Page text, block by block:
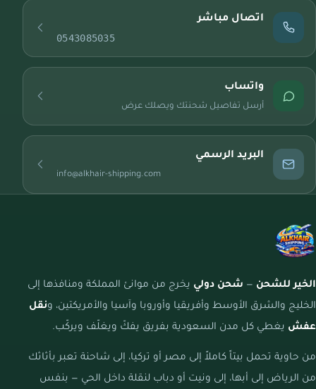
اتصال مباشر
0543085035
واتساب
أرسل تفاصيل شحنتك ويصلك عرض
البريد الرسمي
info@alkhair-shipping.com
الخير للشحن — شحن دولي يخرج من موانئ المملكة ومنافذها إلى
الخليج والشرق الأوسط وأفريقيا وأوروبا وآسيا والأمريكتين، ونقل
عفش يغطي كل مدن السعودية بفريق يفكّ ويغلّف ويركّب.
من حاوية تحمل بيتاً كاملاً إلى مصر أو تركيا، إلى شاحنة تعبر بأثاثك
من الرياض إلى أبها، إلى ونيت أو دباب لنقلة داخل الحي — بنفس